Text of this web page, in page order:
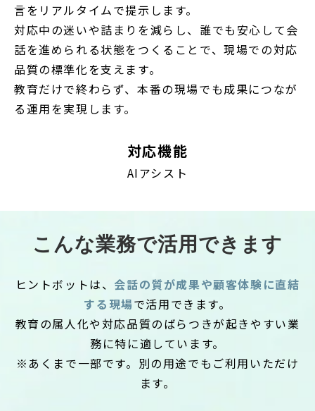
言をリアルタイムで提示します。
対応中の迷いや詰まりを減らし、誰でも安心して会
話を進められる状態をつくることで、現場での対応
品質の標準化を支えます。
教育だけで終わらず、本番の現場でも成果につなが
る運用を実現します。
対応機能
AIアシスト
こんな業務で活用できます
ヒントボットは、 会話の質が成果や顧客体験に直結
する現場で活用できます。
教育の属人化や対応品質のばらつきが起きやすい業
務に特に適しています。
※あくまで一部です。別の用途でもご利用いただけ
ます。